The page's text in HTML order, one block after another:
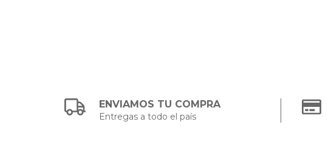
ENVIAMOS TU COMPRA
Entregas a todo el país